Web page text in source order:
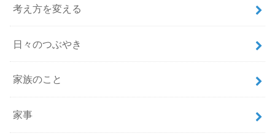
考え方を変える
日々のつぶやき
家族のこと
家事